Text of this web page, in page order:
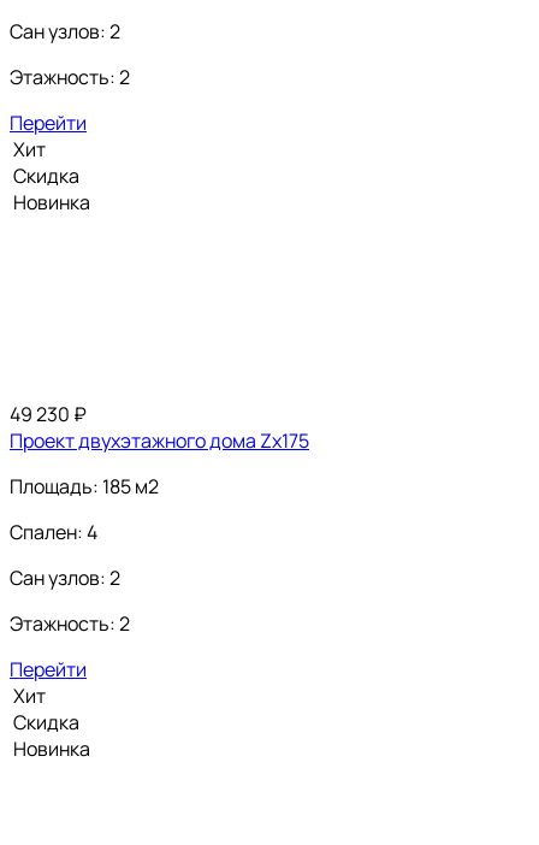
Сан узлов: 2
Этажность: 2
Перейти
Хит
Скидка
Новинка
49 230 ₽
Проект двухэтажного дома Zx175
Площадь: 185 м2
Спален: 4
Сан узлов: 2
Этажность: 2
Перейти
Хит
Скидка
Новинка